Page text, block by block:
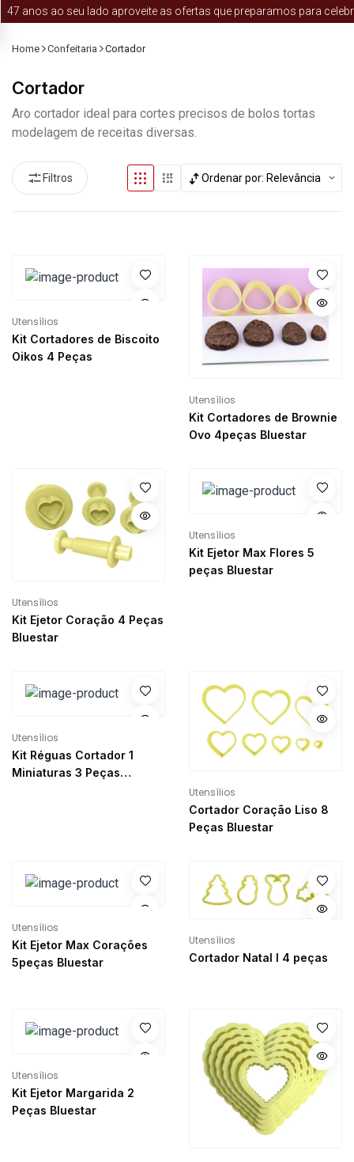
47 anos ao seu lado aproveite as ofertas que preparamos para
Home Confeitaria Cortador
Cortador
Aro cortador ideal para cortes precisos de bolos tortas
modelagem de receitas diversas.
Filtros Ordenar por: Relevância
Utensílios
Kit Cortadores de Biscoito
Oikos 4 Peças
Utensílios
Kit Cortadores de Brownie
Ovo 4peças Bluestar
Utensílios
Kit Ejetor Coração 4 Peças
Bluestar
Utensílios
Kit Ejetor Max Flores 5
peças Bluestar
Utensílios
Kit Réguas Cortador 1
Miniaturas 3 Peças
Utensílios
Cortador Coração Liso 8
Peças Bluestar
Utensílios
Kit Ejetor Max Corações
5peças Bluestar
Utensílios
Cortador Natal I 4 peças
Utensílios
Kit Ejetor Margarida 2
Peças Bluestar